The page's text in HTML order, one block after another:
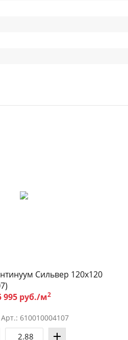
Сильвер 120x120
995 руб./м2
610010004107